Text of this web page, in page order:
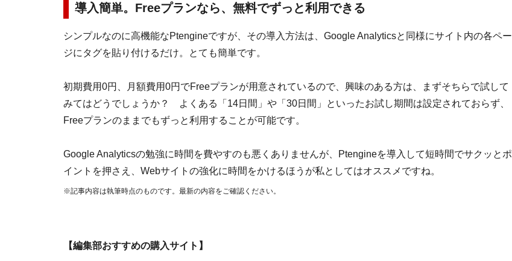
導入簡単。Freeプランなら、無料でずっと利用できる
シンプルなのに高機能なPtengineですが、その導入方法は、Google Analyticsと同様にサイト内の各ペー
ジにタグを貼り付けるだけ。とても簡単です。
初期費用0円、月額費用0円でFreeプランが用意されているので、興味のある方は、まずそちらで試して
みてはどうでしょうか？ よくある「14日間」や「30日間」といったお試し期間は設定されておらず、
Freeプランのままでもずっと利用することが可能です。
Google Analyticsの勉強に時間を費やすのも悪くありませんが、Ptengineを導入して短時間でサクッとポ
イントを押さえ、Webサイトの強化に時間をかけるほうが私としてはオススメですね。
※記事内容は執筆時点のものです。最新の内容をご確認ください。
【編集部おすすめの購入サイト】